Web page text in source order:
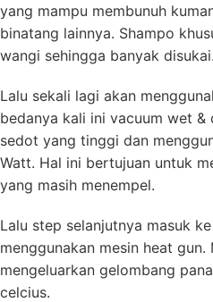
yang mampu membunuh
binatang lainnya. Shampo
wangi sehingga banyak disukai.
Lalu sekali lagi akan
bedanya kali ini vacuum wet &
sedot yang tinggi dan
Watt. Hal ini bertujuan untuk
yang masih menempel.
Lalu step selanjutnya masuk
menggunakan mesin heat gun.
mengeluarkan gelombang
celcius.